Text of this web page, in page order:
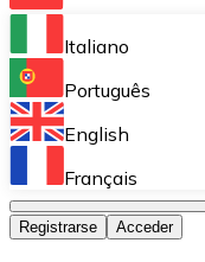
Bitnovo Ramp
Integra nuestra
Bitnovo Giftcards
Bitnovo OTC
Italiano
Português
English
Français
Registrarse Acceder